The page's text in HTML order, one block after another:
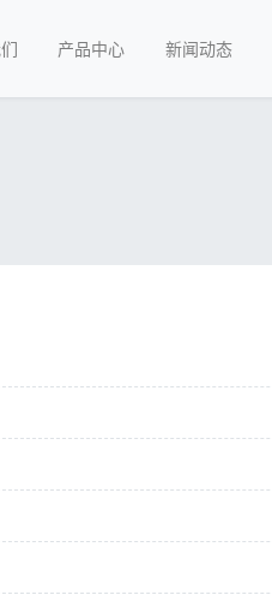
产品中心 新闻动态